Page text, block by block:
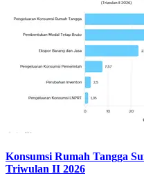
Konsumsi Rumah Tangga
Triwulan II 2026